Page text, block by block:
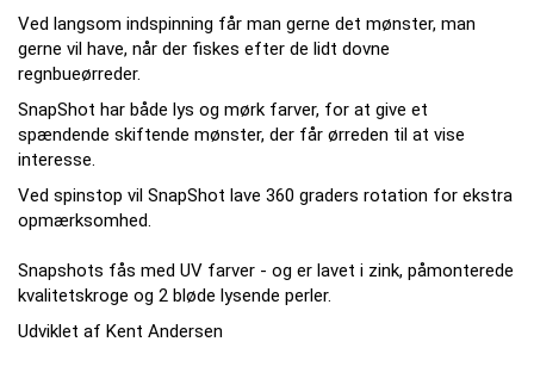
Ved langsom indspinning får man gerne det mønster, man
gerne vil have, når der fiskes efter de lidt dovne
regnbueørreder.
SnapShot har både lys og mørk farver, for at give et
spændende skiftende mønster, der får ørreden til at vise
interesse.
Ved spinstop vil SnapShot lave 360 graders rotation for ekstra
opmærksomhed.
Snapshots fås med UV farver - og er lavet i zink, påmonterede
kvalitetskroge og 2 bløde lysende perler.
Udviklet af Kent Andersen